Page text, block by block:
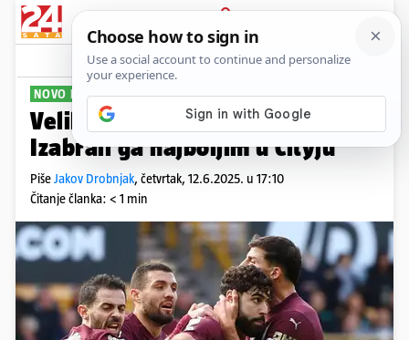
PRIJAVA
Sport Komentari
NOVO PRIZNANJE
Velika čast za Joška Gvardiola!
Izabrali ga najboljim u Cityju
PišeJakov Drobnjak, četvrtak, 12.6.2025. u 17:10
Čitanje članka: < 1 min